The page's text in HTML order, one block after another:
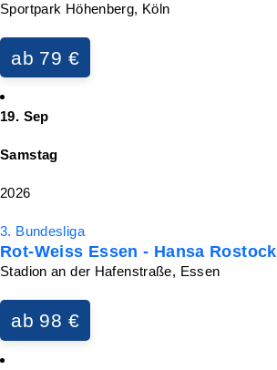
Sportpark Höhenberg, Köln
ab 79 €
19. Sep
Samstag
2026
3. Bundesliga
Rot-Weiss Essen - Hansa Rostock
Stadion an der Hafenstraße, Essen
ab 98 €